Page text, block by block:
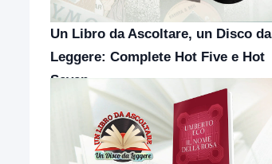
Un Libro da Ascoltare, un Disco da
Leggere: Complete Hot Five e Hot
Seven